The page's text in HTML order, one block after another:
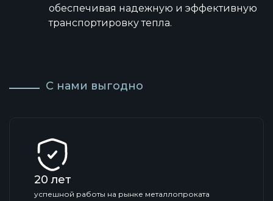
обеспечивая надежную и эффективную
транспортировку тепла.
С нами выгодно
20 лет
успешной работы на рынке металлопроката